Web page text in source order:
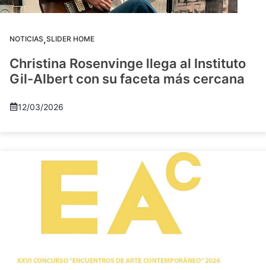
NOTICIAS,SLIDER HOME
Christina Rosenvinge llega al Instituto
Gil-Albert con su faceta más cercana
12/03/2026